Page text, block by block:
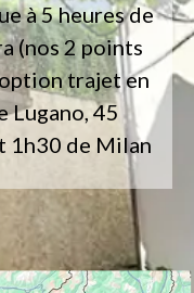
à 5 heures de
(nos 2 points
trajet en
Lugano, 45
1h30 de Milan